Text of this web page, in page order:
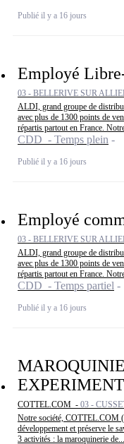
Publié il y a 16 jours
Employé
03 - BELLERIVE SUR
ALDI, grand groupe de
avec plus de 1300 points de
répartis partout en France.
CDD - Temps plein
Publié il y a 16 jours
Employé
03 - BELLERIVE SUR
ALDI, grand groupe de
avec plus de 1300 points de
répartis partout en France.
CDD - Temps partiel
Publié il y a 16 jours
COTTEL.COM - 03 -
Notre société, COTTEL.COM
développement et préserve le
3 activités : la maroquinerie de...